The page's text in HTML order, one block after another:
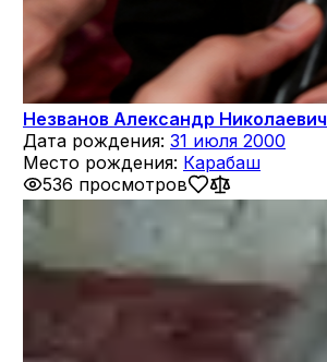
Незванов Александр Николаевич
Дата рождения: 31 июля 2000
Место рождения: Карабаш
536 просмотров